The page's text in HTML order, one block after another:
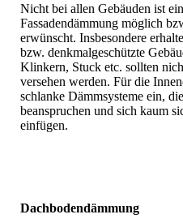
Nicht bei allen Gebäuden ist
Fassadendämmung möglich
erwünscht. Insbesondere
bzw. denkmalgeschützte
Klinkern, Stuck etc. sollten
versehen werden. Für die
schlanke Dämmsysteme ein,
beanspruchen und sich kaum
einfügen.
Dachbodendämmung